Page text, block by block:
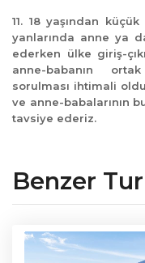
11. 18 yaşından
yanlarında anne ya
ederken ülke giriş-
anne-babanın
sorulması ihtimali
ve anne-babalarının
tavsiye ederiz.
Benzer